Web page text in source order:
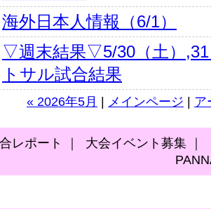
海外日本人情報（6/1）
▽週末結果▽5/30（土）
トサル試合結果
« 2026年5月 メインページ ア
レポート 大会イベント募集